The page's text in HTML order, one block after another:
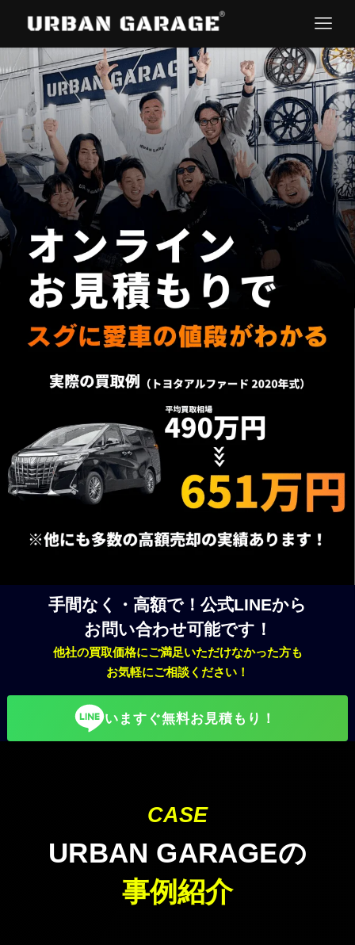
手間なく・高額で！公式LINEから
お問い合わせ可能です！
他社の買取価格にご満足いただけなかった方も
お気軽にご相談ください！
いますぐ無料お見積もり！
CASE
URBAN GARAGEの
事例紹介